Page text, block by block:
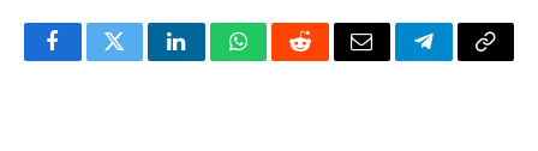
FacebookTwitterLinkedInWhatsAppRedditCorreoTelegrama